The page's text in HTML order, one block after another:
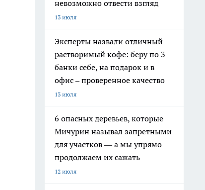
невозможно отвести взгляд
13 июля
Эксперты назвали отличный
растворимый кофе: беру по 3
банки себе, на подарок и в
офис – проверенное качество
13 июля
6 опасных деревьев, которые
Мичурин называл запретными
для участков — а мы упрямо
продолжаем их сажать
12 июля